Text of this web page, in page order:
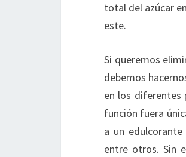
total del azúcar
este.
Si queremos
debemos
en los diferentes
función fuera
a un
entre otros. Sin